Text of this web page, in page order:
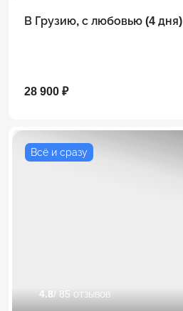
В Грузию, с любовью (4 дня)
28 900 ₽
Всё и сразу
4.8/ 85 отзывов